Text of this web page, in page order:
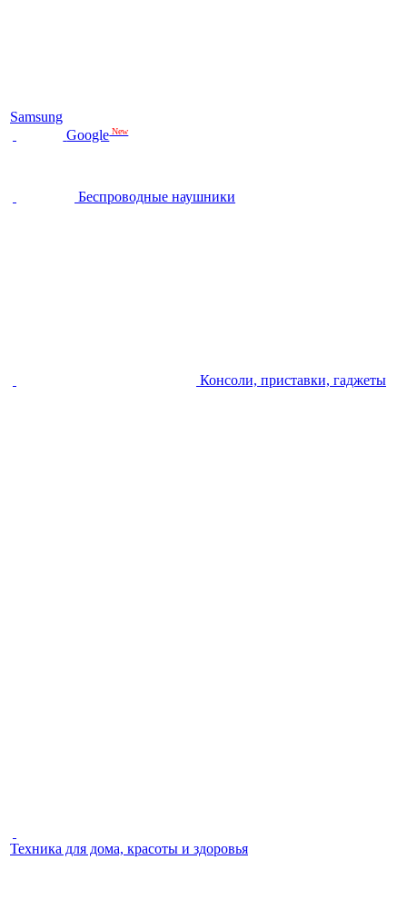
Samsung
Google New
Беспроводные наушники
Консоли, приставки, гаджеты
Техника для дома, красоты и здоровья